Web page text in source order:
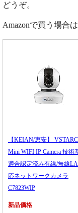
どうぞ。
Amazonで買う場合は
【KEIAN/恵安】
Mini WIFI IP Camera 技術
適合認定済み有線/無線
応ネットワークカメラ
C7823WIP
新品価格